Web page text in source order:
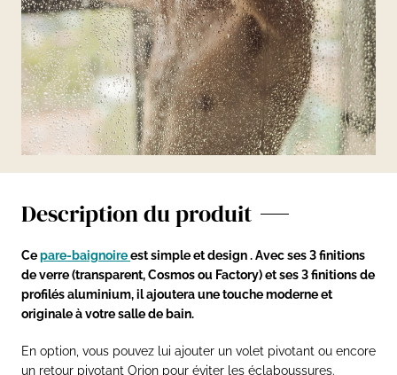
Description du produit
Cepare-baignoireest simple et design . Avec ses 3 finitions
de verre (transparent, Cosmos ou Factory) et ses 3 finitions de
profilés aluminium, il ajoutera une touche moderne et
originale à votre salle de bain.
En option, vous pouvez lui ajouter un volet pivotant ou encore
un retour pivotant Orion pour éviter les éclaboussures.